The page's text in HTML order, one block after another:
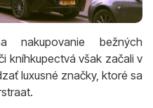
nakupovanie bežných
kníhkupectvá však začali v
luxusné značky, ktoré sa